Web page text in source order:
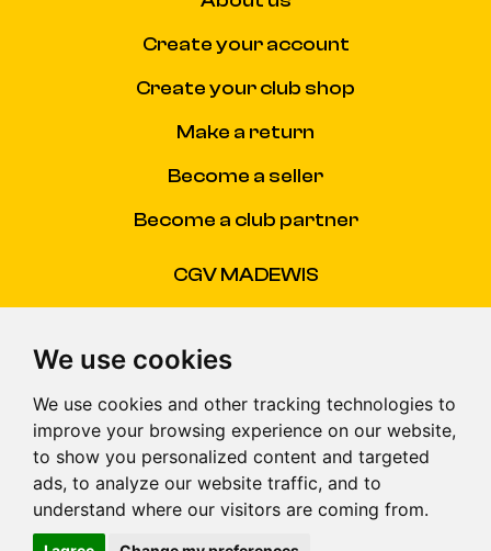
We use cookies
We use cookies and other tracking technologies to
improve your browsing experience on our website,
to show you personalized content and targeted
ads, to analyze our website traffic, and to
understand where our visitors are coming from.
Create your account
Create your club shop
Make a return
Become a seller
Become a club partner
CGV MADEWIS
FAQ
Nous Contacter
© Madewis 2026 . All right reserved.